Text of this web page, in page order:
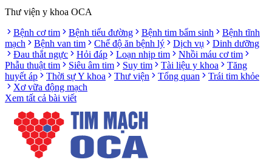
Thư viện y khoa OCA
Bệnh cơ tim
Bệnh tiểu đường Bệnh tim bẩm sinh
Bệnh tĩnh
mạch
Bệnh van tim Chế độ ăn bệnh lý Dịch vụ
Dinh dưỡng
Đau thắt ngực
Hỏi đáp Loạn nhịp tim
Nhồi máu cơ tim
Phẫu thuật tim
Siêu âm tim Suy tim Tài liệu y khoa
Tăng
huyết áp
Thời sự Y khoa Thư viện Tổng quan
Trái tim khỏe
Xơ vữa động mạch
Xem tất cả bài viết